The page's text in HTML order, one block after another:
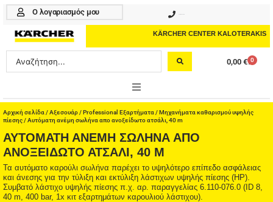
Μετάβαση
περιεχόμενο
Ο λογαριασμός μου
KÄRCHER CENTER KALOTERAKIS
Search
...
0,00 € 0
Cart
ONLINE SHOP
HOME & GARDEN
PROFESSIONAL
ΑΞΕΣΟΥΑΡ
Αρχική σελίδα /Αξεσουάρ/Professional Εξαρτήματα /Μηχανήματα καθαρισμού υψηλής
πίεσης/ Αυτόματη ανέμη σωλήνα απο ανοξείδωτο ατσάλι, 40 m
ΑΥΤΌΜΑΤΗ ΑΝΈΜΗ ΣΩΛΉΝΑ ΑΠΟ
ΑΝΟΞΕΊΔΩΤΟ ΑΤΣΆΛΙ, 40 M
Τα αυτόματο καρούλι σωλήνα παρέχει το υψηλότερο επίπεδο ασφάλειας
και άνεσης για την τύλιξη και εκτύλιξη λάστιχων υψηλής πίεσης (ΗΡ).
Συμβατό λάστιχο υψηλής πίεσης π.χ. αρ. παραγγελίας 6.110-076.0 (ID 8,
40 m, 400 bar, 1x κιτ εξαρτημάτων καρουλιού λάστιχου).